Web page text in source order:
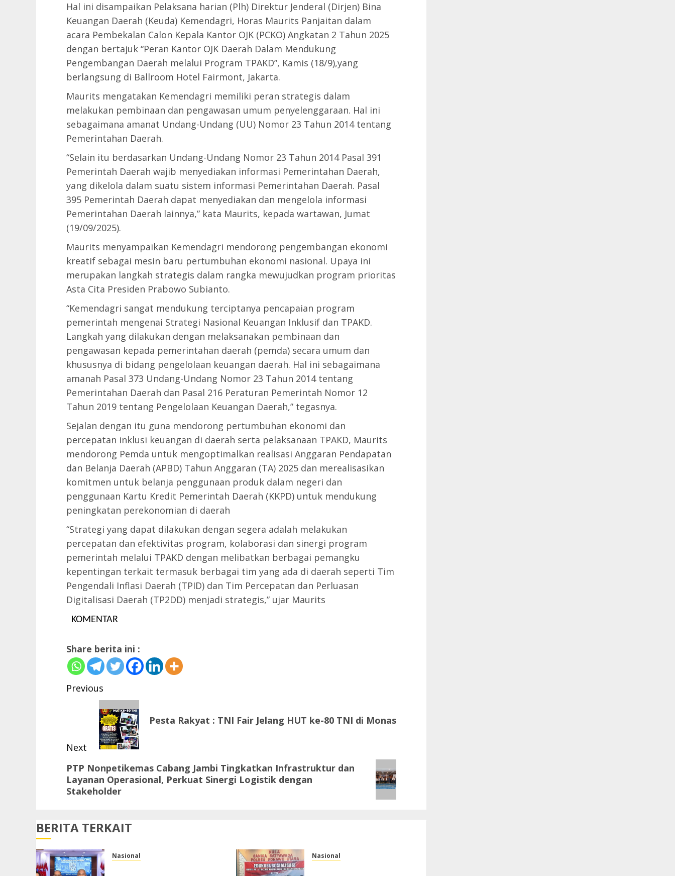
Hal ini disampaikan Pelaksana harian (Plh) Direktur Jenderal (Dirjen) Bina
Keuangan Daerah (Keuda) Kemendagri, Horas Maurits Panjaitan dalam
acara Pembekalan Calon Kepala Kantor OJK (PCKO) Angkatan 2 Tahun 2025
dengan bertajuk “Peran Kantor OJK Daerah Dalam Mendukung
Pengembangan Daerah melalui Program TPAKD”, Kamis (18/9),yang
berlangsung di Ballroom Hotel Fairmont, Jakarta.
Maurits mengatakan Kemendagri memiliki peran strategis dalam
melakukan pembinaan dan pengawasan umum penyelenggaraan. Hal ini
sebagaimana amanat Undang-Undang (UU) Nomor 23 Tahun 2014 tentang
Pemerintahan Daerah.
“Selain itu berdasarkan Undang-Undang Nomor 23 Tahun 2014 Pasal 391
Pemerintah Daerah wajib menyediakan informasi Pemerintahan Daerah,
yang dikelola dalam suatu sistem informasi Pemerintahan Daerah. Pasal
395 Pemerintah Daerah dapat menyediakan dan mengelola informasi
Pemerintahan Daerah lainnya,” kata Maurits, kepada wartawan, Jumat
(19/09/2025).
Maurits menyampaikan Kemendagri mendorong pengembangan ekonomi
kreatif sebagai mesin baru pertumbuhan ekonomi nasional. Upaya ini
merupakan langkah strategis dalam rangka mewujudkan program prioritas
Asta Cita Presiden Prabowo Subianto.
“Kemendagri sangat mendukung terciptanya pencapaian program
pemerintah mengenai Strategi Nasional Keuangan Inklusif dan TPAKD.
Langkah yang dilakukan dengan melaksanakan pembinaan dan
pengawasan kepada pemerintahan daerah (pemda) secara umum dan
khususnya di bidang pengelolaan keuangan daerah. Hal ini sebagaimana
amanah Pasal 373 Undang-Undang Nomor 23 Tahun 2014 tentang
Pemerintahan Daerah dan Pasal 216 Peraturan Pemerintah Nomor 12
Tahun 2019 tentang Pengelolaan Keuangan Daerah,” tegasnya.
Sejalan dengan itu guna mendorong pertumbuhan ekonomi dan
percepatan inklusi keuangan di daerah serta pelaksanaan TPAKD, Maurits
mendorong Pemda untuk mengoptimalkan realisasi Anggaran Pendapatan
dan Belanja Daerah (APBD) Tahun Anggaran (TA) 2025 dan merealisasikan
komitmen untuk belanja penggunaan produk dalam negeri dan
penggunaan Kartu Kredit Pemerintah Daerah (KKPD) untuk mendukung
peningkatan perekonomian di daerah
“Strategi yang dapat dilakukan dengan segera adalah melakukan
percepatan dan efektivitas program, kolaborasi dan sinergi program
pemerintah melalui TPAKD dengan melibatkan berbagai pemangku
kepentingan terkait termasuk berbagai tim yang ada di daerah seperti Tim
Pengendali Inflasi Daerah (TPID) dan Tim Percepatan dan Perluasan
Digitalisasi Daerah (TP2DD) menjadi strategis,” ujar Maurits
KOMENTAR
Share berita ini :
Post
navigation
Previous
Previous
Pesta Rakyat : TNI Fair Jelang HUT ke-80 TNI di Monas
Next
Next
post:
PTP Nonpetikemas Cabang Jambi Tingkatkan Infrastruktur dan
Layanan Operasional, Perkuat Sinergi Logistik dengan
Stakeholder
BERITA TERKAIT
Nasional Nasional